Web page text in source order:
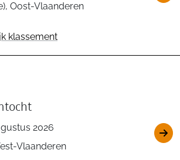
Oost-Vlaanderen
klassement
2026
Vlaanderen